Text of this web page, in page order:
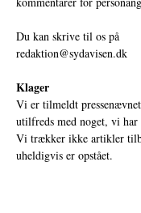
Du kan skrive til os på
redaktion@sydavisen.dk
Klager
Vi er tilmeldt
utilfreds med noget, vi
Vi trækker ikke artikler
uheldigvis er opstået.